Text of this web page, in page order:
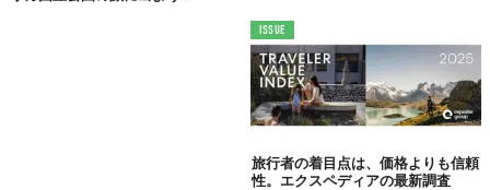
ISSUE
旅行者の着目点は、価格よりも信頼
性。エクスペディアの最新調査